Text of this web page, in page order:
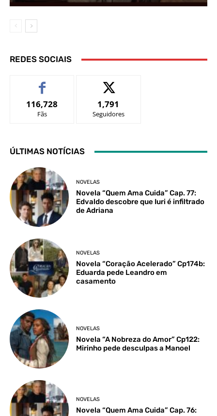
REDES SOCIAIS
116,728
Fãs
1,791
Seguidores
ÚLTIMAS NOTÍCIAS
NOVELAS
Novela “Quem Ama Cuida” Cap. 77:
Edvaldo descobre que Iuri é infiltrado
de Adriana
NOVELAS
Novela “Coração Acelerado” Cp174b:
Eduarda pede Leandro em
casamento
NOVELAS
Novela “A Nobreza do Amor” Cp122:
Mirinho pede desculpas a Manoel
NOVELAS
Novela “Quem Ama Cuida” Cap. 76: